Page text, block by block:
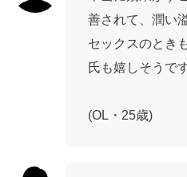
善されて、潤い
セックスのとき
氏も嬉しそうです
(OL・25歳)